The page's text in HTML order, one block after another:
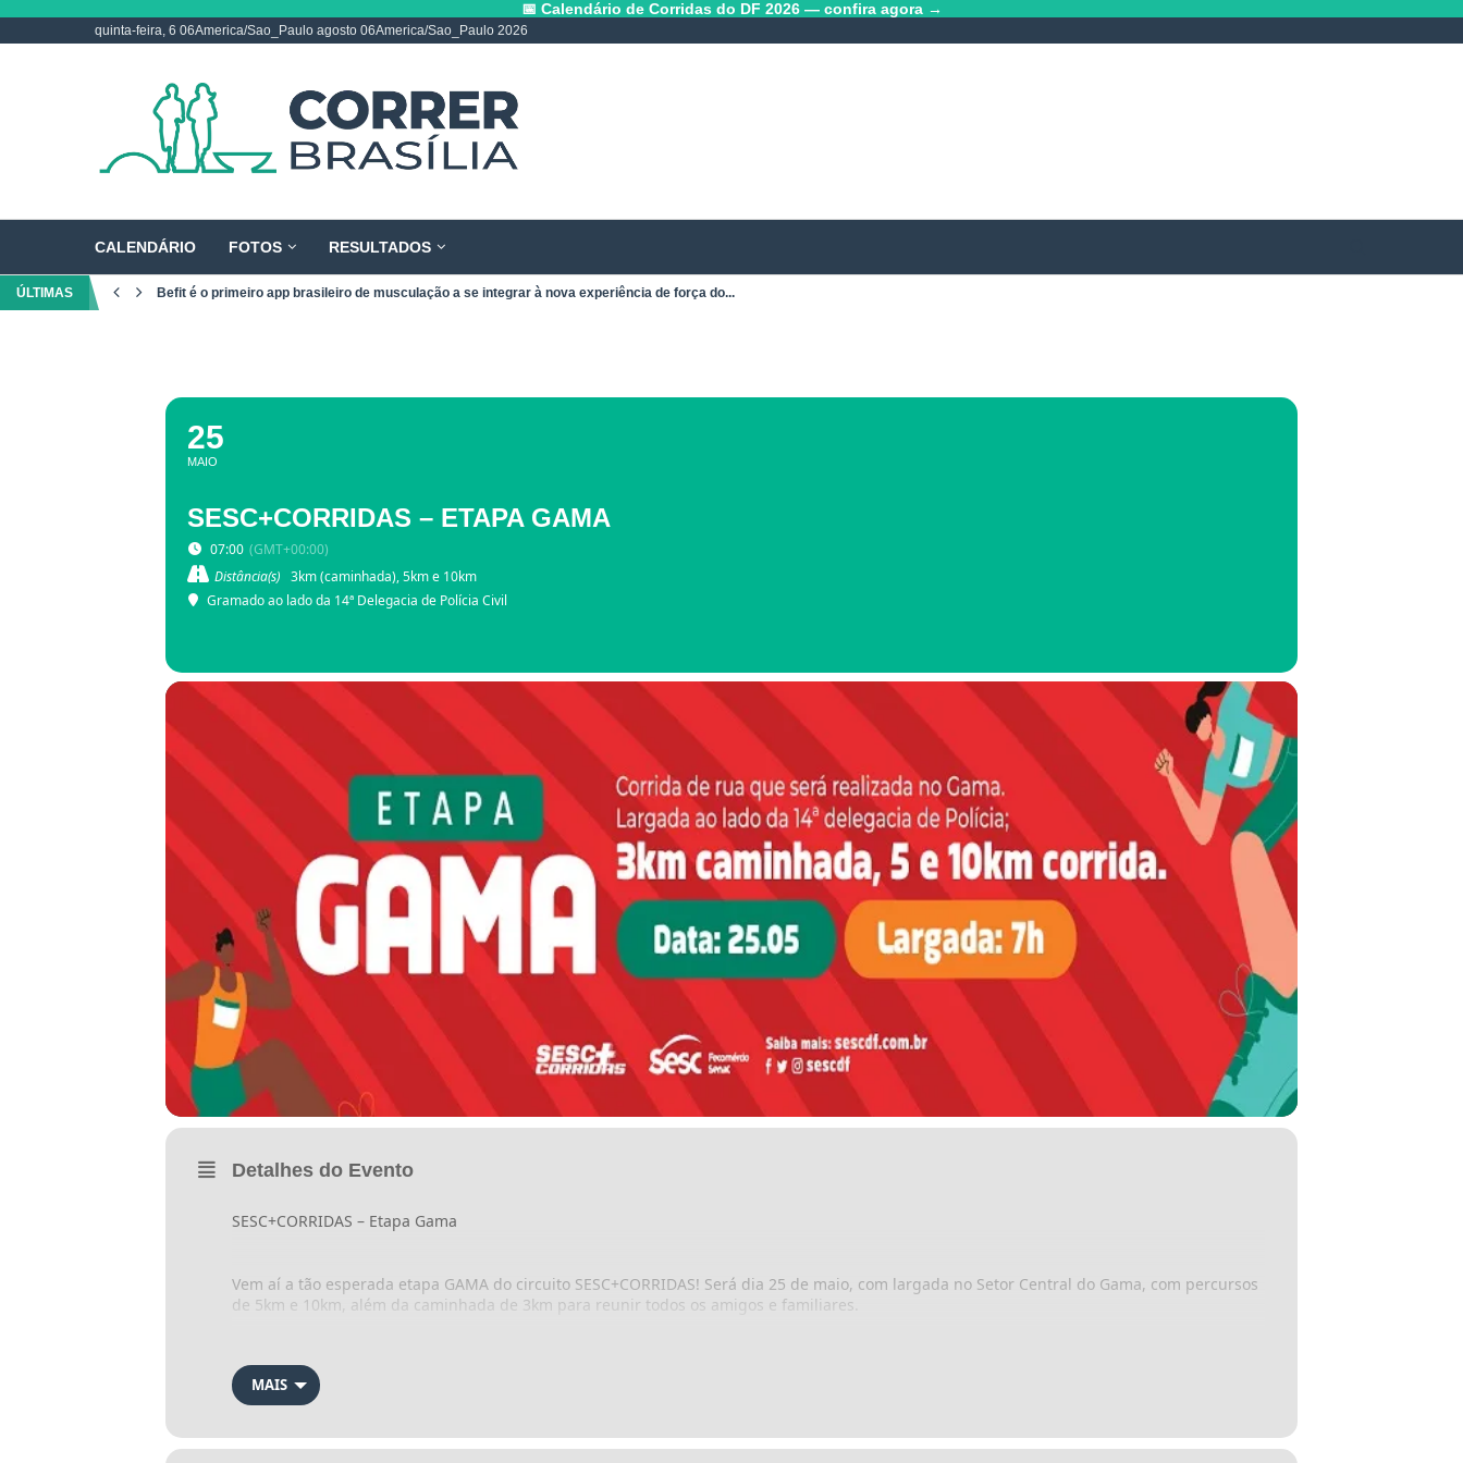
📅 Calendário de Corridas do DF 2026 — confira agora →
quinta-feira, 6 06America/Sao_Paulo agosto 06America/Sao_Paulo 2026
CALENDÁRIO FOTOS RESULTADOS
ÚLTIMAS Befit é o primeiro app brasileiro de musculação a se integrar à nova experiência de força do...
25
MAIO
SESC+CORRIDAS – ETAPA GAMA
07:00 (GMT+00:00)
Distância(s) 3km (caminhada), 5km e 10km
Gramado ao lado da 14ª Delegacia de Polícia Civil
Detalhes do Evento
SESC+CORRIDAS – Etapa Gama
Vem aí a tão esperada etapa GAMA do circuito SESC+CORRIDAS! Será dia 25 de maio, com largada no Setor Central do Gama, com percursos
de 5km e 10km, além da caminhada de 3km para reunir todos os amigos e familiares.
O evento tem por finalidade proporcionar experiências positivas aos entusiastas e atletas profissionais corredores de rua, além de promover
a qualidade de vida das Trabalhadoras do Comércio de Bens, Serviços e Turismo, suas dependentes e público em geral por meio da prática
das corridas de rua. Além disso, essa edição, traz a corrida de rua para mais próximo da população, sendo executada na Região
MAIS